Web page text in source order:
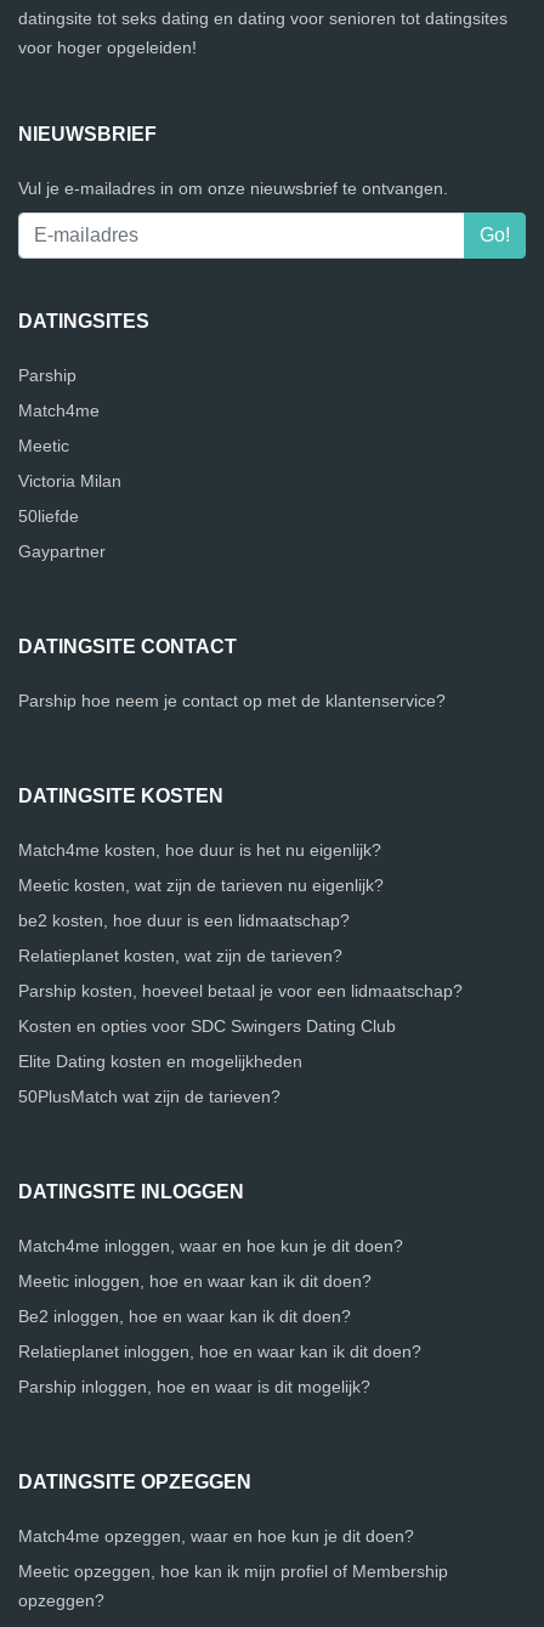
datingsite tot seks dating en dating voor senioren tot datingsites
voor hoger opgeleiden!
NIEUWSBRIEF
Vul je e-mailadres in om onze nieuwsbrief te ontvangen.
DATINGSITES
Parship
Match4me
Meetic
Victoria Milan
50liefde
Gaypartner
DATINGSITE CONTACT
Parship hoe neem je contact op met de klantenservice?
DATINGSITE KOSTEN
Match4me kosten, hoe duur is het nu eigenlijk?
Meetic kosten, wat zijn de tarieven nu eigenlijk?
be2 kosten, hoe duur is een lidmaatschap?
Relatieplanet kosten, wat zijn de tarieven?
Parship kosten, hoeveel betaal je voor een lidmaatschap?
Kosten en opties voor SDC Swingers Dating Club
Elite Dating kosten en mogelijkheden
50PlusMatch wat zijn de tarieven?
DATINGSITE INLOGGEN
Match4me inloggen, waar en hoe kun je dit doen?
Meetic inloggen, hoe en waar kan ik dit doen?
Be2 inloggen, hoe en waar kan ik dit doen?
Relatieplanet inloggen, hoe en waar kan ik dit doen?
Parship inloggen, hoe en waar is dit mogelijk?
DATINGSITE OPZEGGEN
Match4me opzeggen, waar en hoe kun je dit doen?
Meetic opzeggen, hoe kan ik mijn profiel of Membership
opzeggen?